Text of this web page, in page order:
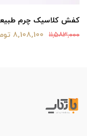
کفش کلاسیک چرم طبیعی
11,583,000 8,108,100 تومان